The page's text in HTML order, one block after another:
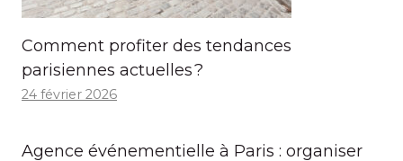
Comment profiter des tendances
parisiennes actuelles ?
24 février 2026
Agence événementielle à Paris : organiser